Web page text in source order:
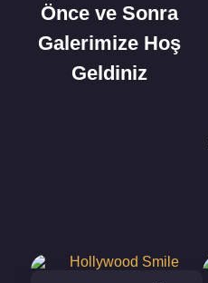
Önce ve Sonra
Galerimize Hoş
Geldiniz